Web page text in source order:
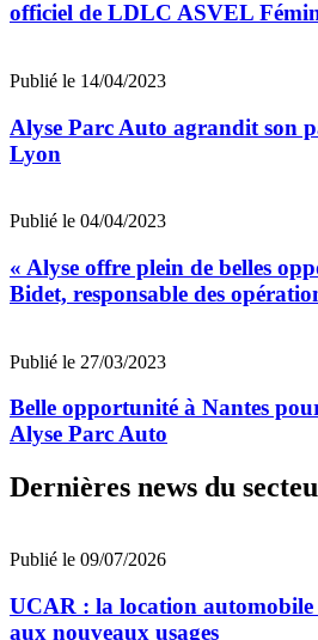
officiel de LDLC ASVEL
Publié le 14/04/2023
Alyse Parc Auto agrandit son
Lyon
Publié le 04/04/2023
« Alyse offre plein de belles
Bidet, responsable des
Publié le 27/03/2023
Belle opportunité à Nantes
Alyse Parc Auto
Dernières news du
Publié le 09/07/2026
UCAR : la location automobile
aux nouveaux usages